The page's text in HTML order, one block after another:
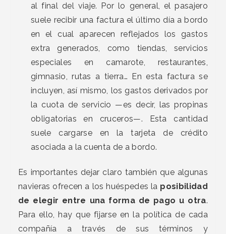
al final del viaje. Por lo general, el pasajero
suele recibir una factura el último día a bordo
en el cual aparecen reflejados los gastos
extra generados, como tiendas, servicios
especiales en camarote, restaurantes,
gimnasio, rutas a tierra… En esta factura se
incluyen, así mismo, los gastos derivados por
la cuota de servicio —es decir, las propinas
obligatorias en cruceros—. Esta cantidad
suele cargarse en la tarjeta de crédito
asociada a la cuenta de a bordo.
Es importantes dejar claro también que algunas
navieras ofrecen a los huéspedes la posibilidad
de elegir entre una forma de pago u otra.
Para ello, hay que fijarse en la política de cada
compañía a través de sus términos y